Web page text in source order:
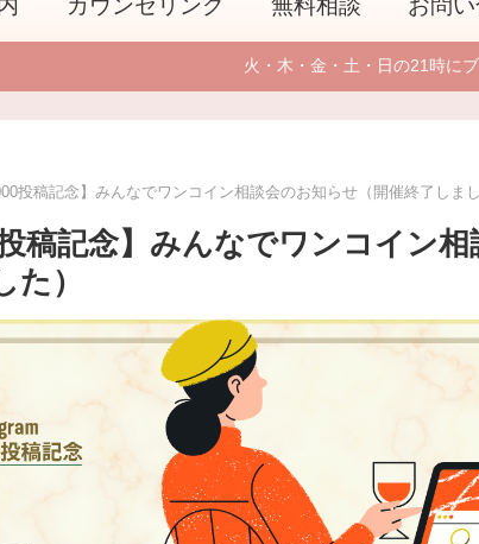
カウンセリング 無料相談 お問
火・木・金・土・日の21時に
投稿記念】みんなでワンコイン相談会のお知らせ（開催終了しまし
稿記念】みんなでワンコイン
た）